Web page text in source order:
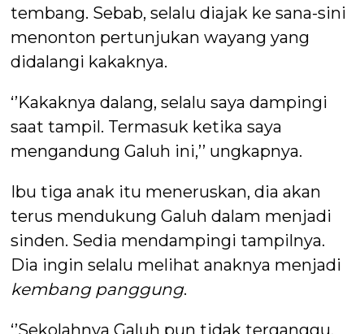
tembang. Sebab, selalu diajak ke sana-sini
menonton pertunjukan wayang yang
didalangi kakaknya.
‘’Kakaknya dalang, selalu saya dampingi
saat tampil. Termasuk ketika saya
mengandung Galuh ini,’’ ungkapnya.
Ibu tiga anak itu meneruskan, dia akan
terus mendukung Galuh dalam menjadi
sinden. Sedia mendampingi tampilnya.
Dia ingin selalu melihat anaknya menjadi
kembang panggung.
‘’Sekolahnya Galuh pun tidak terganggu.